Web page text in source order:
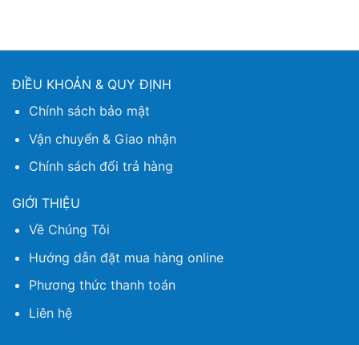
ĐIỀU KHOẢN & QUY ĐỊNH
Chính sách bảo mật
Vận chuyển & Giao nhận
Chính sách đổi trả hàng
GIỚI THIỆU
Về Chúng Tôi
Hướng dẫn đặt mua hàng online
Phương thức thanh toán
Liên hệ